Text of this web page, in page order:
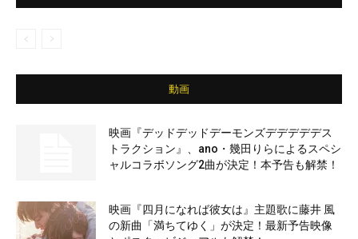
動画
映画『デッドデッドデーモンズデデデデデス
トラクション』、ano・幾田りらによるスペシ
ャルコラボソング2曲が決定！本予告も解禁！
映画『四月になれば彼女は』主題歌に藤井 風
の新曲「満ちてゆく」が決定！最新予告映像